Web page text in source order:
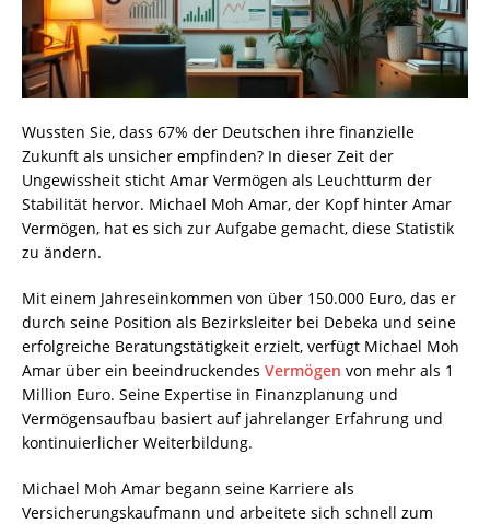
Wussten Sie, dass 67% der Deutschen ihre finanzielle
Zukunft als unsicher empfinden? In dieser Zeit der
Ungewissheit sticht Amar Vermögen als Leuchtturm der
Stabilität hervor. Michael Moh Amar, der Kopf hinter Amar
Vermögen, hat es sich zur Aufgabe gemacht, diese Statistik
zu ändern.
Mit einem Jahreseinkommen von über 150.000 Euro, das er
durch seine Position als Bezirksleiter bei Debeka und seine
erfolgreiche Beratungstätigkeit erzielt, verfügt Michael Moh
Amar über ein beeindruckendes Vermögen von mehr als 1
Million Euro. Seine Expertise in Finanzplanung und
Vermögensaufbau basiert auf jahrelanger Erfahrung und
kontinuierlicher Weiterbildung.
Michael Moh Amar begann seine Karriere als
Versicherungskaufmann und arbeitete sich schnell zum